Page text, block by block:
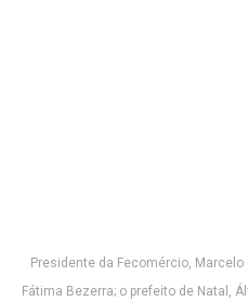
Presidente da Fecomércio,
Fátima Bezerra; o prefeito de Natal,